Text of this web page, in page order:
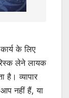
के लिए
लेने लायक
है। व्यापार
नहीं हैं, या